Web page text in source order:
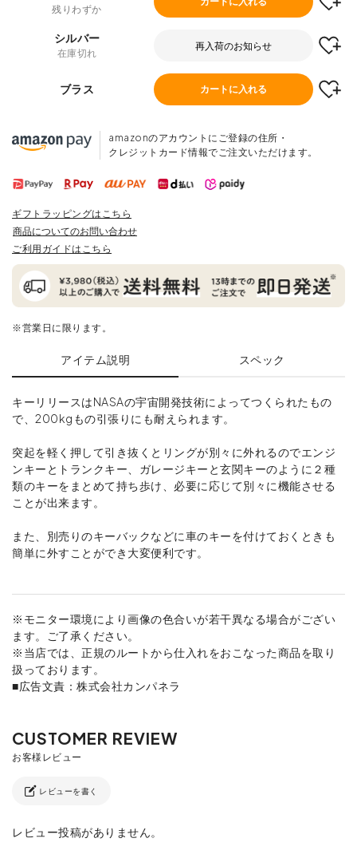
残りわずか
シルバー
在庫切れ
再入荷のお知らせ
ブラス カートに入れる
amazonのアカウントにご登録の住所・
クレジットカード情報でご注文いただけます。
ギフトラッピングはこちら
商品についてのお問い合わせ
ご利用ガイドはこちら
※営業日に限ります。
アイテム説明 スペック
キーリリースはNASAの宇宙開発技術によってつくられたもの
で、200kgもの引張りにも耐えられます。
突起を軽く押して引き抜くとリングが別々に外れるのでエンジ
ンキーとトランクキー、ガレージキーと玄関キーのように２種
類のキーをまとめて持ち歩け、必要に応じて別々に機能させる
ことが出来ます。
また、別売りのキーバックなどに車のキーを付けておくときも
簡単に外すことができ大変便利です。
※モニター環境により画像の色合いが若干異なる場合がござい
ます。ご了承ください。
※当店では、正規のルートから仕入れをおこなった商品を取り
扱っております。
■広告文責：株式会社カンパネラ
レビューを書く
レビュー投稿がありません。